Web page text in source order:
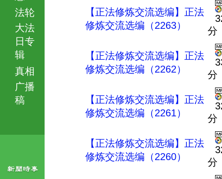
法轮
大法
日专
辑
真相
广播
稿
【正法修炼交流选编】正法
修炼交流选编（2263）
分
【正法修炼交流选编】正法
修炼交流选编（2262）
分
【正法修炼交流选编】正法
修炼交流选编（2261）
分
【正法修炼交流选编】正法
修炼交流选编（2260）
分